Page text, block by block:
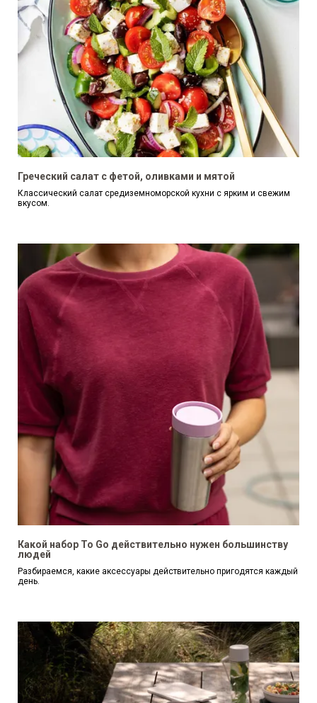
Греческий салат с фетой, оливками и мятой
Классический салат средиземноморской кухни с ярким и свежим
вкусом.
Какой набор To Go действительно нужен большинству
людей
Разбираемся, какие аксессуары действительно пригодятся каждый
день.